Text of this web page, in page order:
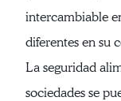
intercambiable
diferentes en su
La seguridad
sociedades se